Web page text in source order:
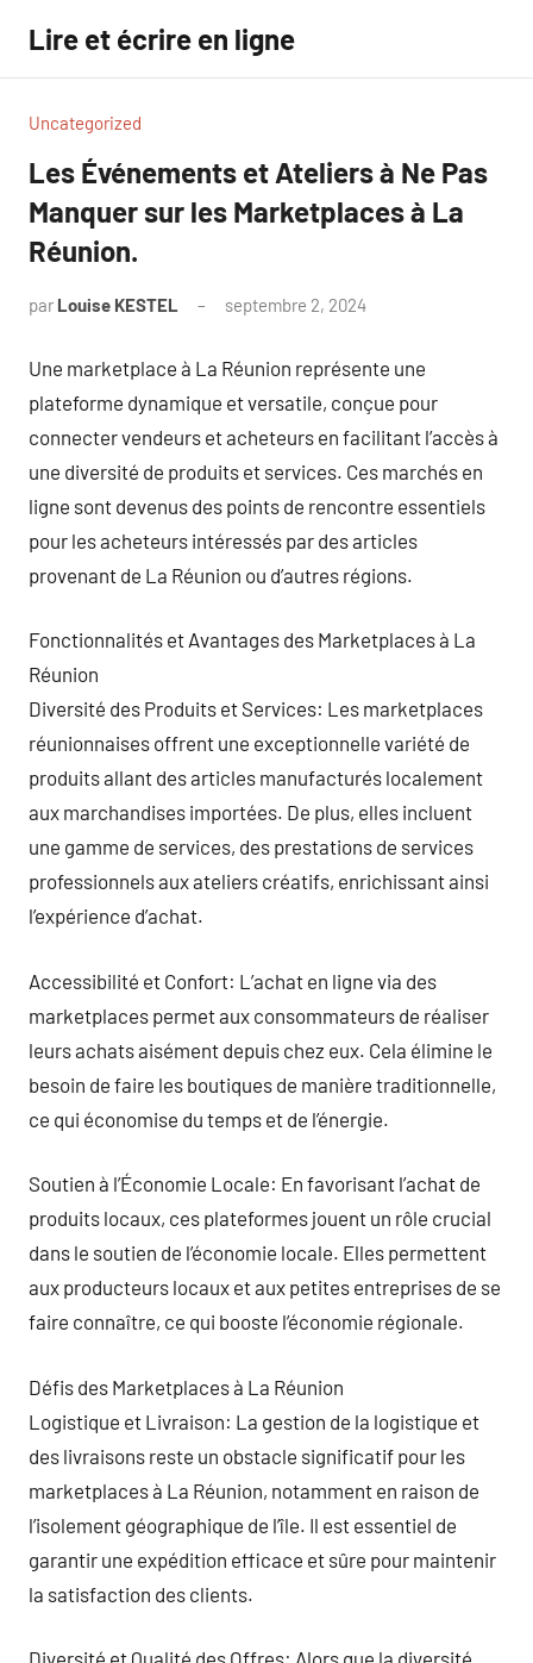
contenu
Lire et écrire en ligne
Uncategorized
Les Événements et Ateliers à Ne Pas
Manquer sur les Marketplaces à La
Réunion.
par Louise KESTEL septembre 2, 2024
Une marketplace à La Réunion représente une
plateforme dynamique et versatile, conçue pour
connecter vendeurs et acheteurs en facilitant l’accès à
une diversité de produits et services. Ces marchés en
ligne sont devenus des points de rencontre essentiels
pour les acheteurs intéressés par des articles
provenant de La Réunion ou d’autres régions.
Fonctionnalités et Avantages des Marketplaces à La
Réunion
Diversité des Produits et Services: Les marketplaces
réunionnaises offrent une exceptionnelle variété de
produits allant des articles manufacturés localement
aux marchandises importées. De plus, elles incluent
une gamme de services, des prestations de services
professionnels aux ateliers créatifs, enrichissant ainsi
l’expérience d’achat.
Accessibilité et Confort: L’achat en ligne via des
marketplaces permet aux consommateurs de réaliser
leurs achats aisément depuis chez eux. Cela élimine le
besoin de faire les boutiques de manière traditionnelle,
ce qui économise du temps et de l’énergie.
Soutien à l’Économie Locale: En favorisant l’achat de
produits locaux, ces plateformes jouent un rôle crucial
dans le soutien de l’économie locale. Elles permettent
aux producteurs locaux et aux petites entreprises de se
faire connaître, ce qui booste l’économie régionale.
Défis des Marketplaces à La Réunion
Logistique et Livraison: La gestion de la logistique et
des livraisons reste un obstacle significatif pour les
marketplaces à La Réunion, notamment en raison de
l’isolement géographique de l’île. Il est essentiel de
garantir une expédition efficace et sûre pour maintenir
la satisfaction des clients.
Diversité et Qualité des Offres: Alors que la diversité